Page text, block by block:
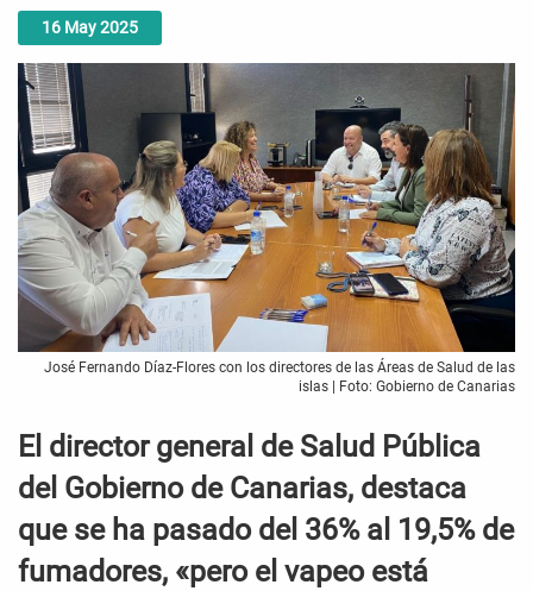
16 May2025
José Fernando Díaz-Flores con los directores de las Áreas de Salud de las
islas | Foto: Gobierno de Canarias
El director general de Salud Pública
del Gobierno de Canarias, destaca
que se ha pasado del 36% al 19,5% de
fumadores, «pero el vapeo está